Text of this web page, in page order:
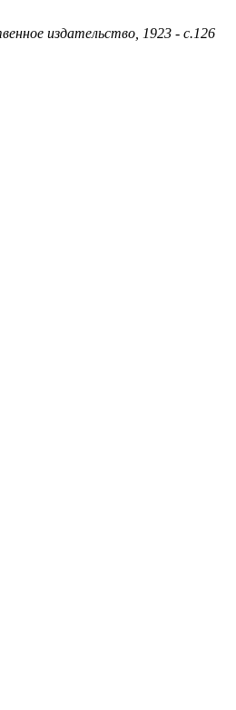
издательство, 1923 - с.126